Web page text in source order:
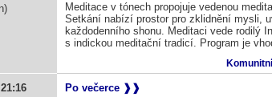
Meditace v tónech propojuje vedenou
Setkání nabízí prostor pro zklidnění mysli,
každodenního shonu. Meditaci vede rodilý
s indickou meditační tradicí. Program je
21:16
Po večerce